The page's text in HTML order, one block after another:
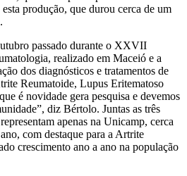
produção, que durou cerca de um
passado durante o XXVII
realizado em Maceió e a
dos diagnósticos e tratamentos de
Reumatoide, Lupus Eritematoso
é novidade gera pesquisa e devemos
diz Bértolo. Juntas as três
apenas na Unicamp, cerca
com destaque para a Artrite
crescimento ano a ano na população